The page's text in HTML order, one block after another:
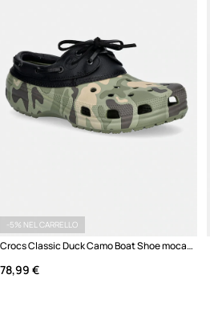
-5% NEL CARRELLO
Crocs Classic Duck Camo Boat Shoe mocassini da uomo
78,99 €